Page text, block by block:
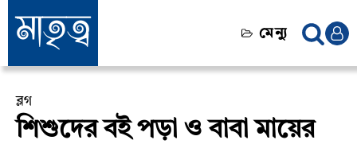
মেন্যু
ব্লগ
শিশুদের বই পড়া ও বাবা মায়ের